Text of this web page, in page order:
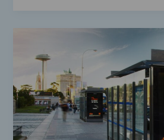
que
informa
sobre
la
calidad
del